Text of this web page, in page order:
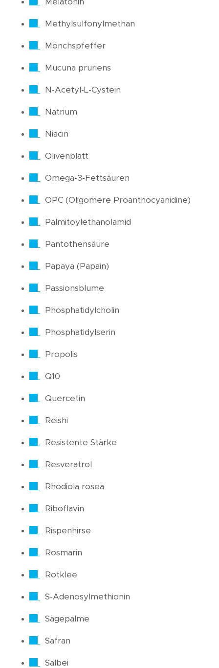
Melatonin
Methylsulfonylmethan
Mönchspfeffer
Mucuna pruriens
N-Acetyl-L-Cystein
Natrium
Niacin
Olivenblatt
Omega-3-Fettsäuren
OPC (Oligomere Proanthocyanidine)
Palmitoylethanolamid
Pantothensäure
Papaya (Papain)
Passionsblume
Phosphatidylcholin
Phosphatidylserin
Propolis
Q10
Quercetin
Reishi
Resistente Stärke
Resveratrol
Rhodiola rosea
Riboflavin
Rispenhirse
Rosmarin
Rotklee
S-Adenosylmethionin
Sägepalme
Safran
Salbei